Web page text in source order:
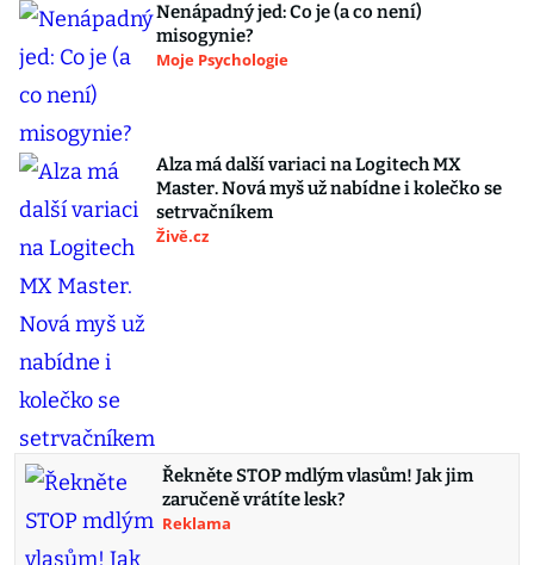
Nenápadný jed: Co je (a co není)
misogynie?
Moje Psychologie
Alza má další variaci na Logitech MX
Master. Nová myš už nabídne i kolečko se
setrvačníkem
Živě.cz
Řekněte STOP mdlým vlasům! Jak jim
zaručeně vrátíte lesk?
Reklama